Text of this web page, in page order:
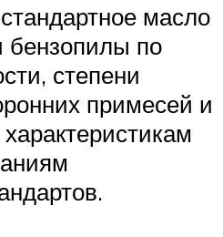
масло
бензопилы по
степени
примесей и